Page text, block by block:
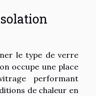
le type de verre
occupe une place
performant
de chaleur en